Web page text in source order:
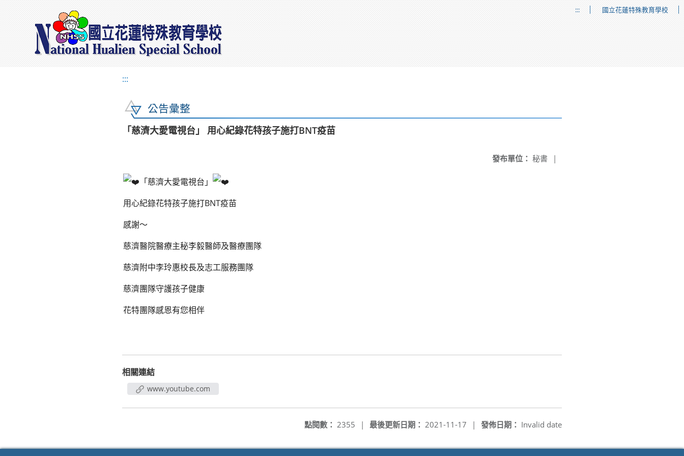
::: 國立花蓮特殊教育學校
:::
公告彙整
「慈濟大愛電視台」 用心紀錄花特孩子施打BNT疫苗
發布單位： 秘書 |
「慈濟大愛電視台」
用心紀錄花特孩子施打BNT疫苗
感謝～
慈濟醫院醫療主秘李毅醫師及醫療團隊
慈濟附中李玲惠校長及志工服務團隊
慈濟團隊守護孩子健康
花特團隊感恩有您相伴
相關連結
www.youtube.com
發佈日期： Invalid date
最後更新日期： 2021-11-17 |
點閱數： 2355 |